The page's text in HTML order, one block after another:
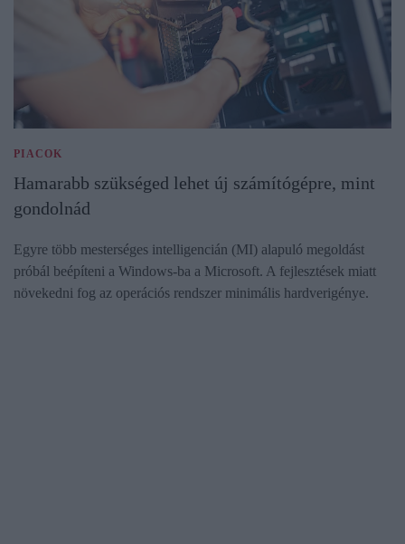
PIACOK
Hamarabb szükséged lehet új számítógépre, mint
gondolnád
Egyre több mesterséges intelligencián (MI) alapuló megoldást
próbál beépíteni a Windows-ba a Microsoft. A fejlesztések miatt
növekedni fog az operációs rendszer minimális hardverigénye.